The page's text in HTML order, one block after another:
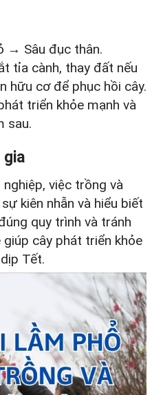
→ Sâu đục thân.
tỉa cành, thay đất nếu
hữu cơ để phục hồi cây.
triển khỏe mạnh và
sau.​
gia
việc trồng và
kiên nhẫn và hiểu biết
quy trình và tránh
cây phát triển khỏe
Tết.